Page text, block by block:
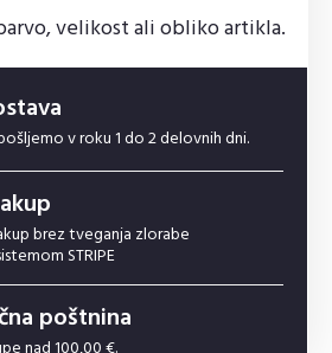
velikost ali obliko artikla.
v roku 1 do 2 delovnih dni.
brez tveganja zlorabe
STRIPE
poštnina